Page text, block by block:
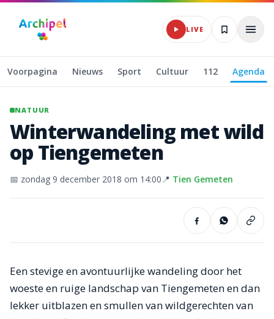
Naar hoofdinhoud
LIVE
Voorpagina Nieuws Sport Cultuur 112 Agenda
NATUUR
Winterwandeling metwild
op Tiengemeten
📅 zondag 9 december 2018 om 14:00📍 Tien Gemeten
Een stevige en avontuurlijke wandeling door het
woeste en ruige landschap van Tiengemeten en dan
lekker uitblazen en smullen van wildgerechten van